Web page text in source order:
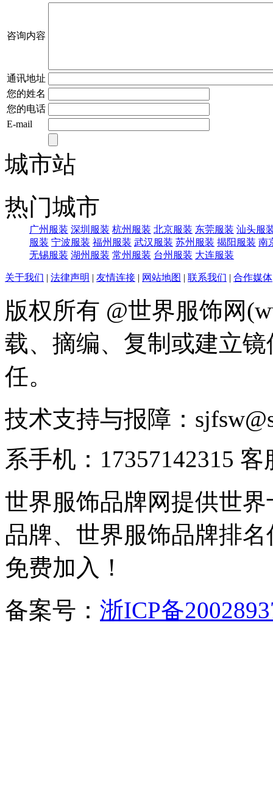
咨询内容
通讯地址
您的姓名
您的电话
E-mail
城市站
热门城市
广州服装 深圳服装 杭州服装 北京服装 东莞服装 汕头服
服装 宁波服装 福州服装 武汉服装 苏州服装 揭阳服装 南
无锡服装 湖州服装 常州服装 台州服装 大连服装
关于我们 | 法律声明 | 友情连接 | 网站地图 | 联系我们 | 合作媒体
版权所有 @世界服饰网
载、摘编、复制或建立
任。
技术支持与报障：
系手机：17357142315 客
世界服饰品牌网提供世
品牌、世界服饰品牌排
免费加入！
备案号： 浙ICP备